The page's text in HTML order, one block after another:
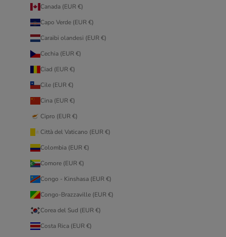
Canada (EUR €)
Capo Verde (EUR €)
Caraibi olandesi (EUR €)
Cechia (EUR €)
Ciad (EUR €)
Cile (EUR €)
Cina (EUR €)
Cipro (EUR €)
Città del Vaticano (EUR €)
Colombia (EUR €)
Comore (EUR €)
Congo - Kinshasa (EUR €)
Congo-Brazzaville (EUR €)
Corea del Sud (EUR €)
Costa Rica (EUR €)